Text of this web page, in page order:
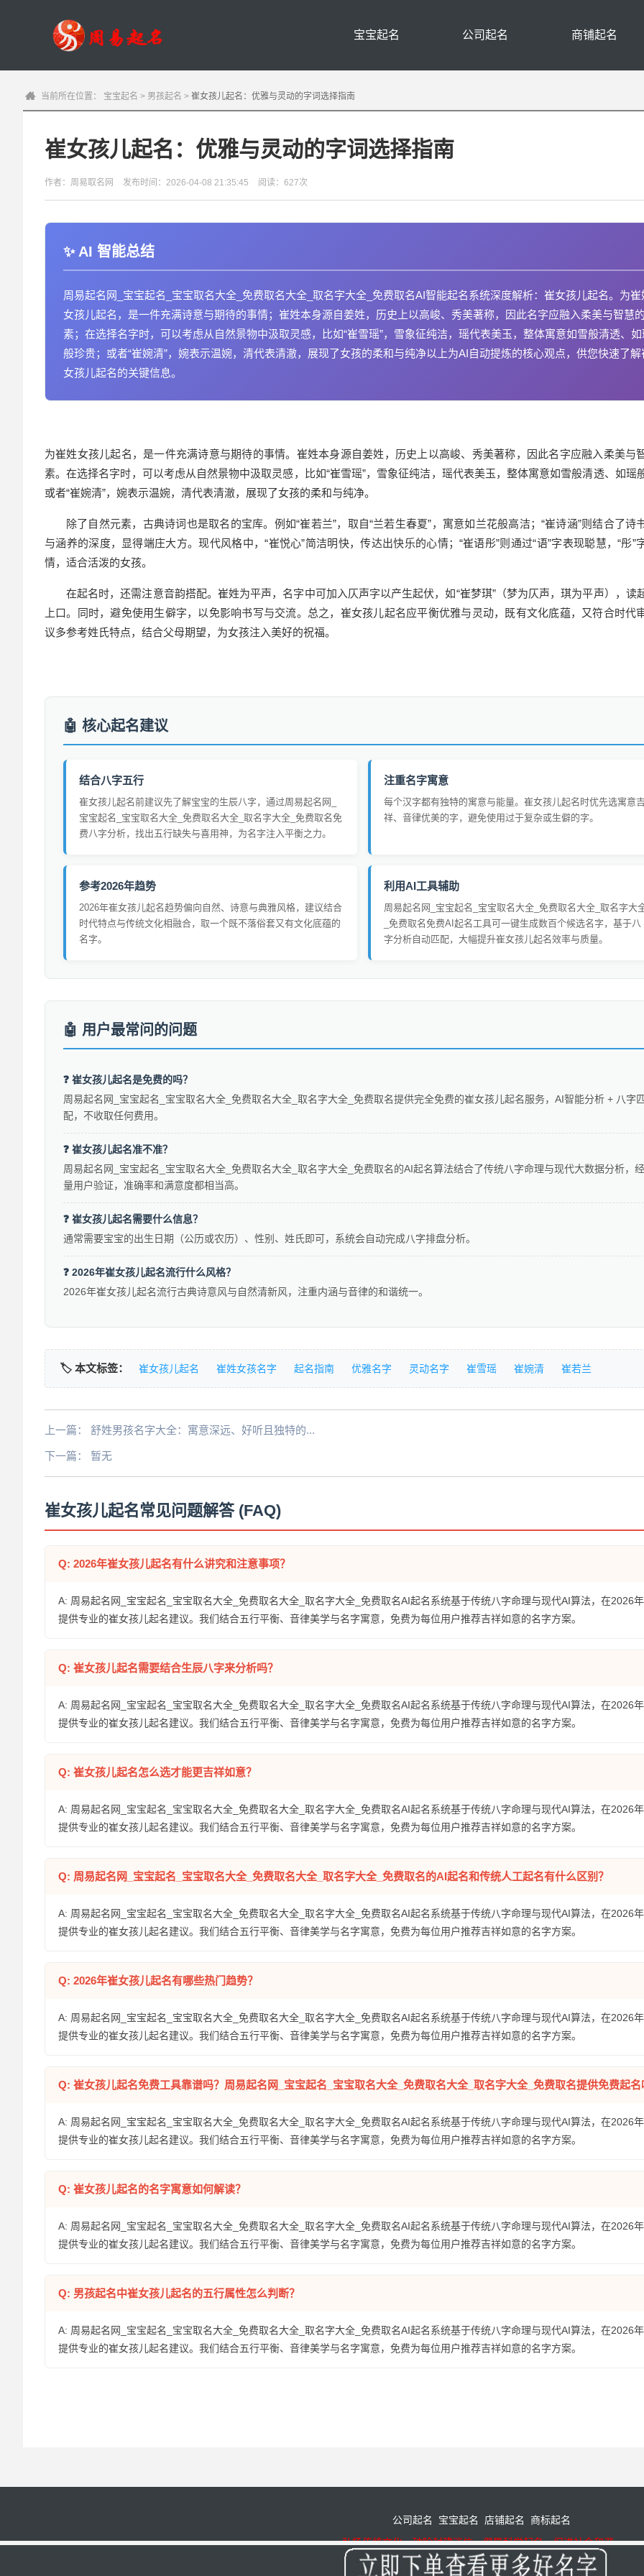
宝宝起名 公司起名 商铺起名
当前所在位置： 宝宝起名 > 男孩起名 > 崔女孩儿起名：优雅与灵动的字词选择指南
崔女孩儿起名：优雅与灵动的字词选择指南
作者：周易取名网 发布时间：2026-04-08 21:35:45 阅读：627次
AI 智能总结
周易起名网_宝宝起名_宝宝取名大全_免费取名大全_取名字大全_免费取名AI智能起名系统深度解析：崔女孩儿起名。为崔
女孩儿起名，是一件充满诗意与期待的事情；崔姓本身源自姜姓，历史上以高峻、秀美著称，因此名字应融入柔美与智慧
素；在选择名字时，可以考虑从自然景物中汲取灵感，比如“崔雪瑶”，雪象征纯洁，瑶代表美玉，整体寓意如雪般清透、如
般珍贵；或者“崔婉清”，婉表示温婉，清代表清澈，展现了女孩的柔和与纯净以上为AI自动提炼的核心观点，供您快速了解
女孩儿起名的关键信息。
为崔姓女孩儿起名，是一件充满诗意与期待的事情。崔姓本身源自姜姓，历史上以高峻、秀美著称，因此名字应融入柔美与
素。在选择名字时，可以考虑从自然景物中汲取灵感，比如“崔雪瑶”，雪象征纯洁，瑶代表美玉，整体寓意如雪般清透、如瑶
或者“崔婉清”，婉表示温婉，清代表清澈，展现了女孩的柔和与纯净。
除了自然元素，古典诗词也是取名的宝库。例如“崔若兰”，取自“兰若生春夏”，寓意如兰花般高洁；“崔诗涵”则结合了诗
与涵养的深度，显得端庄大方。现代风格中，“崔悦心”简洁明快，传达出快乐的心情；“崔语彤”则通过“语”字表现聪慧，“彤”
情，适合活泼的女孩。
在起名时，还需注意音韵搭配。崔姓为平声，名字中可加入仄声字以产生起伏，如“崔梦琪”（梦为仄声，琪为平声），读
上口。同时，避免使用生僻字，以免影响书写与交流。总之，崔女孩儿起名应平衡优雅与灵动，既有文化底蕴，又符合时代
议多参考姓氏特点，结合父母期望，为女孩注入美好的祝福。
核心起名建议
结合八字五行
崔女孩儿起名前建议先了解宝宝的生辰八字，通过周易起名网_
宝宝起名_宝宝取名大全_免费取名大全_取名字大全_免费取名免
费八字分析，找出五行缺失与喜用神，为名字注入平衡之力。
注重名字寓意
每个汉字都有独特的寓意与能量。崔女孩儿起名时优先选寓意
祥、音律优美的字，避免使用过于复杂或生僻的字。
参考2026年趋势
2026年崔女孩儿起名趋势偏向自然、诗意与典雅风格，建议结合
时代特点与传统文化相融合，取一个既不落俗套又有文化底蕴的
名字。
利用AI工具辅助
周易起名网_宝宝起名_宝宝取名大全_免费取名大全_取名字大
_免费取名免费AI起名工具可一键生成数百个候选名字，基于八
字分析自动匹配，大幅提升崔女孩儿起名效率与质量。
用户最常问的问题
❓ 崔女孩儿起名是免费的吗？
周易起名网_宝宝起名_宝宝取名大全_免费取名大全_取名字大全_免费取名提供完全免费的崔女孩儿起名服务，AI智能分析 + 八字
配，不收取任何费用。
❓ 崔女孩儿起名准不准？
周易起名网_宝宝起名_宝宝取名大全_免费取名大全_取名字大全_免费取名的AI起名算法结合了传统八字命理与现代大数据分析，
量用户验证，准确率和满意度都相当高。
❓ 崔女孩儿起名需要什么信息？
通常需要宝宝的出生日期（公历或农历）、性别、姓氏即可，系统会自动完成八字排盘分析。
❓ 2026年崔女孩儿起名流行什么风格？
2026年崔女孩儿起名流行古典诗意风与自然清新风，注重内涵与音律的和谐统一。
🏷️ 本文标签： 崔女孩儿起名 崔姓女孩名字 起名指南 优雅名字 灵动名字 崔雪瑶 崔婉清 崔若兰
上一篇： 舒姓男孩名字大全：寓意深远、好听且独特的...
下一篇： 暂无
崔女孩儿起名常见问题解答 (FAQ)
Q: 2026年崔女孩儿起名有什么讲究和注意事项？
A: 周易起名网_宝宝起名_宝宝取名大全_免费取名大全_取名字大全_免费取名AI起名系统基于传统八字命理与现代AI算法，在2026
提供专业的崔女孩儿起名建议。我们结合五行平衡、音律美学与名字寓意，免费为每位用户推荐吉祥如意的名字方案。
Q: 崔女孩儿起名需要结合生辰八字来分析吗？
A: 周易起名网_宝宝起名_宝宝取名大全_免费取名大全_取名字大全_免费取名AI起名系统基于传统八字命理与现代AI算法，在2026
提供专业的崔女孩儿起名建议。我们结合五行平衡、音律美学与名字寓意，免费为每位用户推荐吉祥如意的名字方案。
Q: 崔女孩儿起名怎么选才能更吉祥如意？
A: 周易起名网_宝宝起名_宝宝取名大全_免费取名大全_取名字大全_免费取名AI起名系统基于传统八字命理与现代AI算法，在2026
提供专业的崔女孩儿起名建议。我们结合五行平衡、音律美学与名字寓意，免费为每位用户推荐吉祥如意的名字方案。
Q: 周易起名网_宝宝起名_宝宝取名大全_免费取名大全_取名字大全_免费取名的AI起名和传统人工起名有什么区别？
A: 周易起名网_宝宝起名_宝宝取名大全_免费取名大全_取名字大全_免费取名AI起名系统基于传统八字命理与现代AI算法，在2026
提供专业的崔女孩儿起名建议。我们结合五行平衡、音律美学与名字寓意，免费为每位用户推荐吉祥如意的名字方案。
Q: 2026年崔女孩儿起名有哪些热门趋势？
A: 周易起名网_宝宝起名_宝宝取名大全_免费取名大全_取名字大全_免费取名AI起名系统基于传统八字命理与现代AI算法，在2026
提供专业的崔女孩儿起名建议。我们结合五行平衡、音律美学与名字寓意，免费为每位用户推荐吉祥如意的名字方案。
Q: 崔女孩儿起名免费工具靠谱吗？周易起名网_宝宝起名_宝宝取名大全_免费取名大全_取名字大全_免费取名提供免费起名
A: 周易起名网_宝宝起名_宝宝取名大全_免费取名大全_取名字大全_免费取名AI起名系统基于传统八字命理与现代AI算法，在2026
提供专业的崔女孩儿起名建议。我们结合五行平衡、音律美学与名字寓意，免费为每位用户推荐吉祥如意的名字方案。
Q: 崔女孩儿起名的名字寓意如何解读？
A: 周易起名网_宝宝起名_宝宝取名大全_免费取名大全_取名字大全_免费取名AI起名系统基于传统八字命理与现代AI算法，在2026
提供专业的崔女孩儿起名建议。我们结合五行平衡、音律美学与名字寓意，免费为每位用户推荐吉祥如意的名字方案。
Q: 男孩起名中崔女孩儿起名的五行属性怎么判断？
A: 周易起名网_宝宝起名_宝宝取名大全_免费取名大全_取名字大全_免费取名AI起名系统基于传统八字命理与现代AI算法，在2026
提供专业的崔女孩儿起名建议。我们结合五行平衡、音律美学与名字寓意，免费为每位用户推荐吉祥如意的名字方案。
公司起名 宝宝起名 店铺起名
商标起名
弘扬传统文化，破除封建迷信，倡导科学起名，促进社会和谐。
粤ICP备19027288号-4© 周易起名-公司起名-宝宝起名-八字取名 2008-2026